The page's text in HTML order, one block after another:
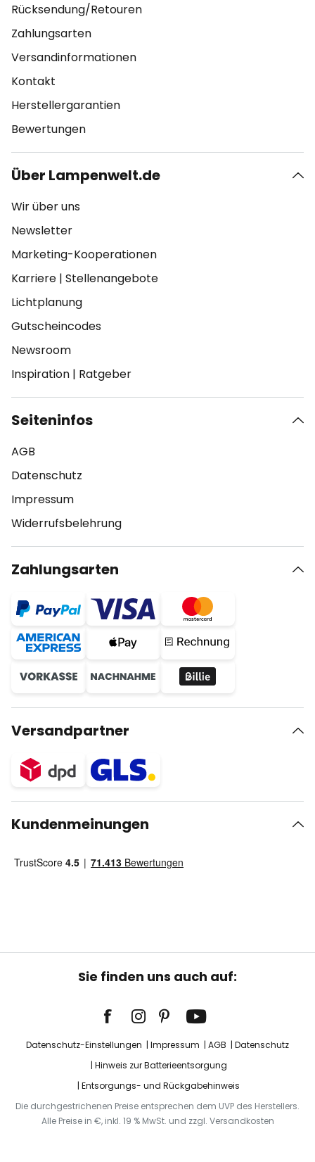
Rücksendung/Retouren
Zahlungsarten
Versandinformationen
Kontakt
Herstellergarantien
Bewertungen
Über Lampenwelt.de
Wir über uns
Newsletter
Marketing-Kooperationen
Karriere | Stellenangebote
Lichtplanung
Gutscheincodes
Newsroom
Inspiration | Ratgeber
Seiteninfos
AGB
Datenschutz
Impressum
Widerrufsbelehrung
Zahlungsarten
Versandpartner
Kundenmeinungen
Sie finden uns auch auf:
Datenschutz-Einstellungen Impressum AGB
Datenschutz
Hinweis zur Batterieentsorgung
Entsorgungs- und Rückgabehinweis
Die durchgestrichenen Preise entsprechen dem UVP des Herstellers.
Alle Preise in €, inkl. 19 % MwSt. und zzgl. Versandkosten